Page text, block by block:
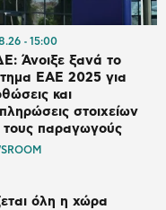
15:00
Άνοιξε ξανά το
ΕΑΕ 2025 για
και
στοιχείων
τους παραγωγούς
όλη η χώρα